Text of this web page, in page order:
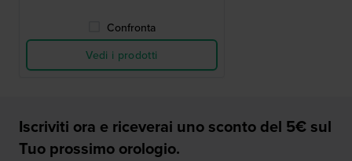
Confronta
Vedi i prodotti
Iscriviti ora e riceverai uno sconto del 5€ sul
Tuo prossimo orologio.